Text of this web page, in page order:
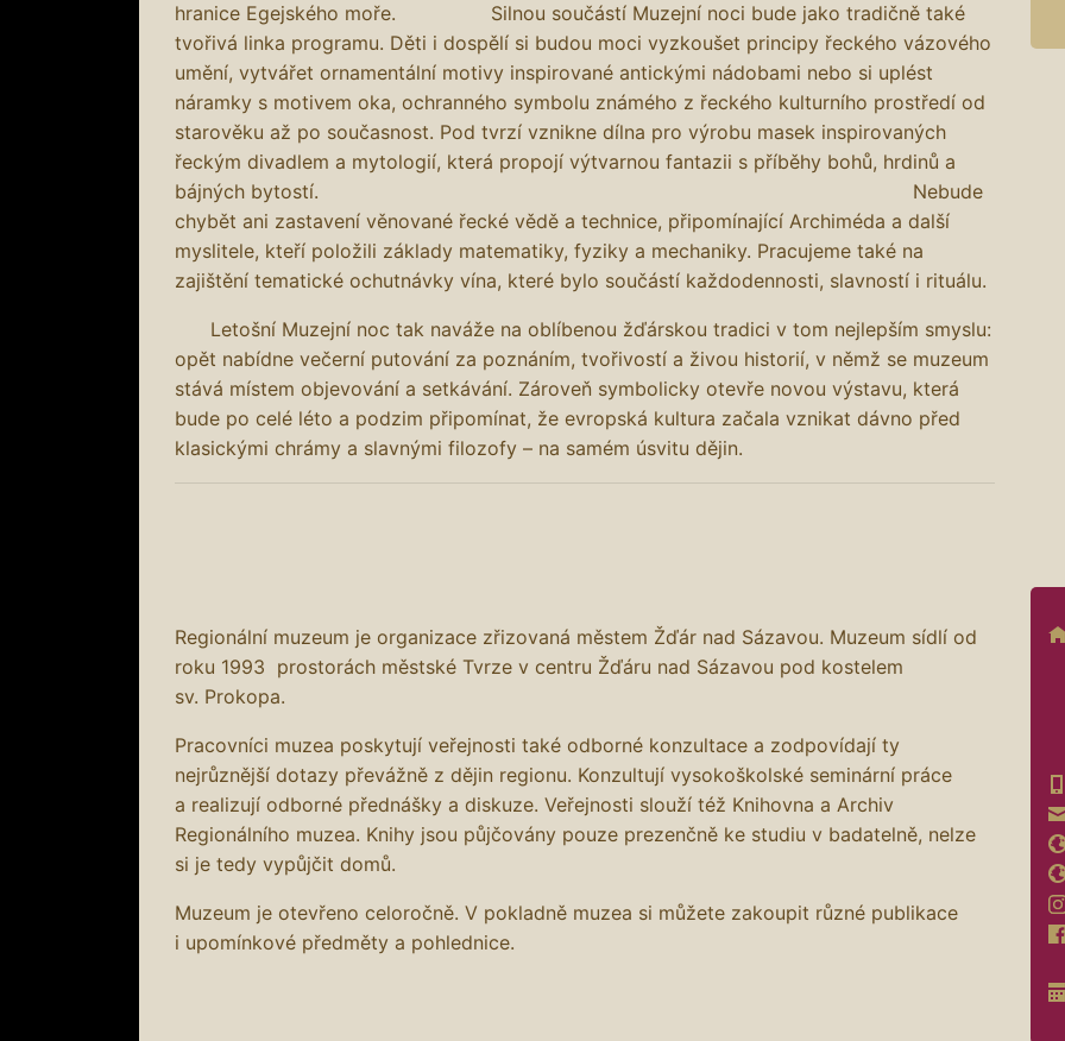
hranice Egejského moře. Silnou součástí Muzejní noci bude jako tradičně také
tvořivá linka programu. Děti i dospělí si budou moci vyzkoušet principy řeckého vázového
umění, vytvářet ornamentální motivy inspirované antickými nádobami nebo si uplést
náramky s motivem oka, ochranného symbolu známého z řeckého kulturního prostředí od
starověku až po současnost. Pod tvrzí vznikne dílna pro výrobu masek inspirovaných
řeckým divadlem a mytologií, která propojí výtvarnou fantazii s příběhy bohů, hrdinů a
bájných bytostí. Nebude
chybět ani zastavení věnované řecké vědě a technice, připomínající Archiméda a další
myslitele, kteří položili základy matematiky, fyziky a mechaniky. Pracujeme také na
zajištění tematické ochutnávky vína, které bylo součástí každodennosti, slavností i rituálu.
Letošní Muzejní noc tak naváže na oblíbenou žďárskou tradici v tom nejlepším smyslu:
opět nabídne večerní putování za poznáním, tvořivostí a živou historií, v němž se muzeum
stává místem objevování a setkávání. Zároveň symbolicky otevře novou výstavu, která
bude po celé léto a podzim připomínat, že evropská kultura začala vznikat dávno před
klasickými chrámy a slavnými filozofy – na samém úsvitu dějin.
Regionální muzeum je organizace zřizovaná městem Žďár nad Sázavou. Muzeum sídlí od
roku 1993 prostorách městské Tvrze v centru Žďáru nad Sázavou pod kostelem
sv. Prokopa.
Pracovníci muzea poskytují veřejnosti také odborné konzultace a zodpovídají ty
nejrůznější dotazy převážně z dějin regionu. Konzultují vysokoškolské seminární práce
a realizují odborné přednášky a diskuze. Veřejnosti slouží též Knihovna a Archiv
Regionálního muzea. Knihy jsou půjčovány pouze prezenčně ke studiu v badatelně, nelze
si je tedy vypůjčit domů.
Muzeum je otevřeno celoročně. V pokladně muzea si můžete zakoupit různé publikace
i upomínkové předměty a pohlednice.